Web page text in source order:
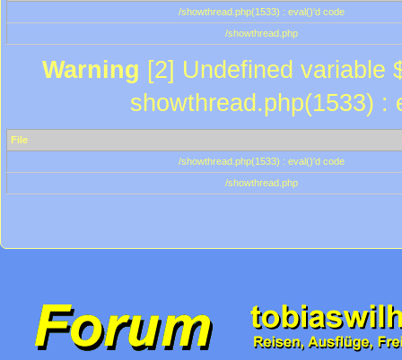
/showthread.php(1533) : eval()'d code
/showthread.php
Warning [2] Undefined variable
showthread.php(1533) :
File
/showthread.php(1533) : eval()'d code
/showthread.php